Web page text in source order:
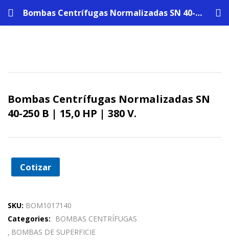
Bombas Centrífugas Normalizadas SN 40-250 B | 15,0 HP | 380 V.
Bombas Centrífugas Normalizadas SN
40-250 B | 15,0 HP | 380 V.
Cotizar
SKU: BOM1017140
Categories:
BOMBAS CENTRÍFUGAS
BOMBAS DE SUPERFICIE